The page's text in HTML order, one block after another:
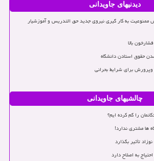
دیدنیهای جاویدانی
به کار گیری نیروی جدید حق التدریس و آموزشیار
بالا
حقوق استادن دانشگاه
برای شرایط بحرانی
چالشیهای جاویدانی
را گم کرده ایم؟
تأثیر بگذارد
به اصلاح دارد